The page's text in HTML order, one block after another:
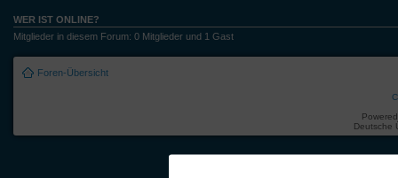
WER IST ONLINE?
Mitglieder in diesem Forum: 0 Mitglieder und 1 Gast
Foren-Übersicht
Deutsche